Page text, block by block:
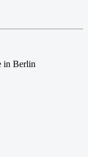
in Berlin